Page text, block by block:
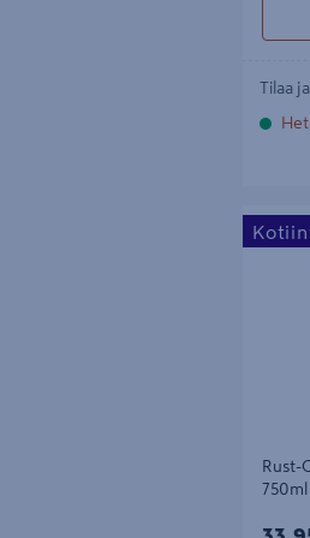
Tilaa
Rust-
Duckegg
Rust-